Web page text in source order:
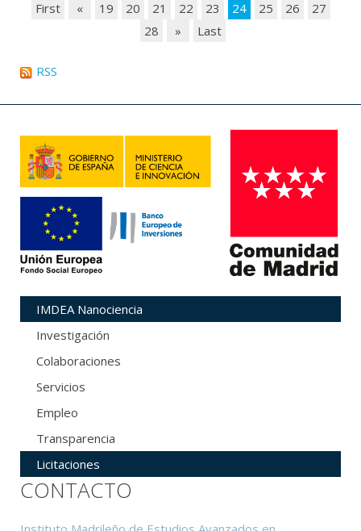
First « 19 20 21 22 23 24 25 26
27
28
» Last
RSS
IMDEA Nanociencia
Investigación
Colaboraciones
Servicios
Empleo
Transparencia
Licitaciones
CONTACTO